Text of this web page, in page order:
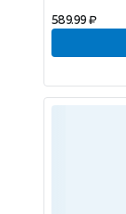
589.99 ₽